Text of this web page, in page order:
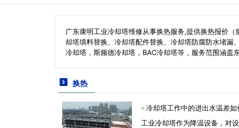
广东康明工业冷却塔维修从事换热服务,提供换热报价
却塔填料替换、冷却塔配件替换、冷却塔防腐防水堵漏
冷却塔，斯频德冷却塔，BAC冷却塔等，服务范围涵盖
换热
冷却塔工作中的进出水温差
工业冷却塔作为降温设备，对